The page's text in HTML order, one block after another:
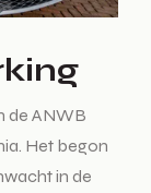
de ANWB
Het begon
in de